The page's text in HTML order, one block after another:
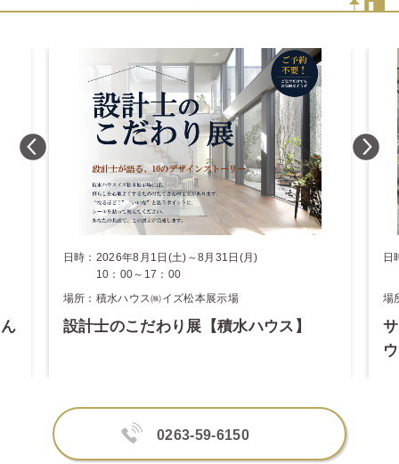
日時：2026年8月1日(土)～8月31日(月)
10：00～17：00
場所：積水ハウス㈱イズ松本展示場
設計士のこだわり展【積水ハウス】
日
場
0263-59-6150